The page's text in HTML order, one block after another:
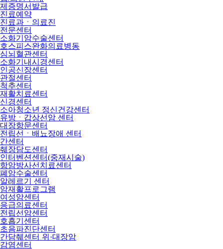
제증명서발급
진료예약
진료과ㆍ의료진
전문센터
소화기암수술센터
호스피스완화의료병동
심뇌혈관센터
소화기내시경센터
인공신장센터
관절센터
척추센터
재활치료센터
신경센터
소아청소년 정신건강센터
유방ㆍ갑상선암 센터
대장항문센터
전립선ㆍ배뇨장애 센터
간센터
췌장담도센터
인터벤션센터(중재시술)
항암방사선치료센터
폐암수술센터
알레르기 센터
암재활프로그램
여성암센터
응급의료센터
전립선암센터
호흡기센터
초음파진단센터
간담췌센터 위·대장암
감염센터